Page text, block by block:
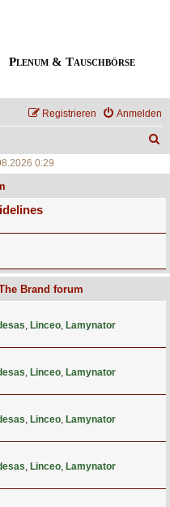
Plenum & Tauschbörse
Anmelden
Registrieren
0:29
Brand forum
, Linceo, Lamynator
, Linceo, Lamynator
, Linceo, Lamynator
, Linceo, Lamynator